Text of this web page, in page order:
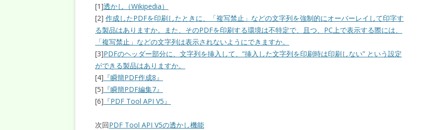
[1]透かし（Wikipedia）
[2] 作成したPDFを印刷したときに、「複写禁止」などの文字列を強制的にオーバーレイして印字す
る製品はありますか。また、そのPDFを印刷する環境は不特定で、且つ、PC上で表示する際には、
「複写禁止」などの文字列は表示されないようにできますか。
[3]PDFのヘッダー部分に、文字列を挿入して、”挿入した文字列を印刷時は印刷しない” という設定
ができる製品はありますか。
[4] 『瞬簡PDF作成8』
[5] 『瞬簡PDF編集7』
[6] 『PDF Tool API V5』
次回PDF Tool API V5の透かし機能